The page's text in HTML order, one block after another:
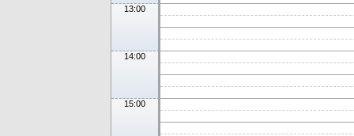
13:00
14:00
15:00